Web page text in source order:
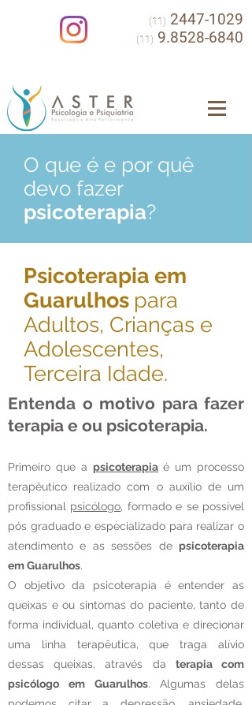
(11) 2447-1029
(11) 9.8528-6840
O que é e por quê
devo fazer
psicoterapia?
Psicoterapia em
Guarulhos para
Adultos, Crianças e
Adolescentes,
Terceira Idade.
Entenda o motivo para fazer
terapia e ou psicoterapia.
Primeiro que a psicoterapia é um processo
terapêutico realizado com o auxílio de um
profissional psicólogo, formado e se possível
pós graduado e especializado para realizar o
atendimento e as sessões de psicoterapia
em Guarulhos.
O objetivo da psicoterapia é entender as
queixas e ou sintomas do paciente, tanto de
forma individual, quanto coletiva e direcionar
uma linha terapêutica, que traga alívio
dessas queixas, através da terapia com
psicólogo em Guarulhos. Algumas delas